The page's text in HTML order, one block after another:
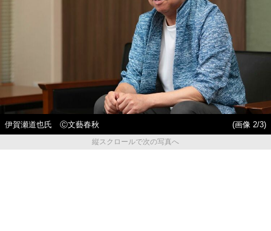
伊賀瀬道也氏 Ⓒ文藝春秋
(画像 2/3)
縦スクロールで次の写真へ